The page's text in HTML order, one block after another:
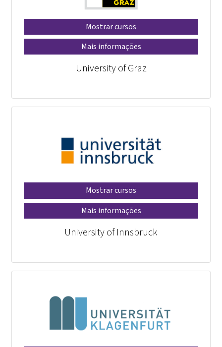
Mostrar cursos
Mais informações
University of Graz
Mostrar cursos
Mais informações
University of Innsbruck